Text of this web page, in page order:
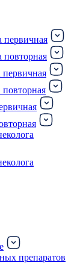
первичная
повторная
первичная
повторная
препаратов